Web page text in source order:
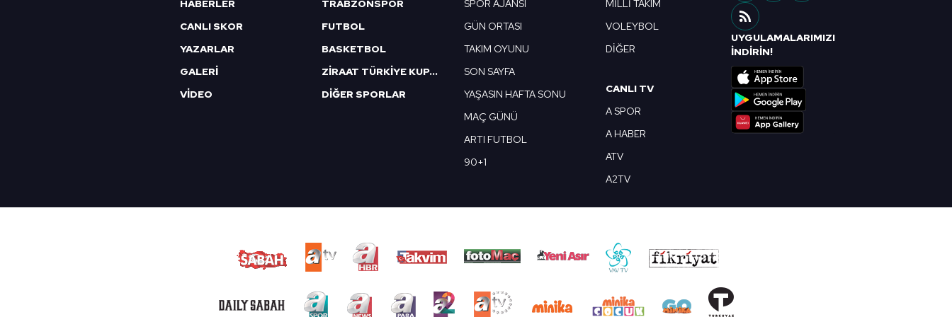
HABERLER
CANLI SKOR
YAZARLAR
GALERİ
VİDEO
TRABZONSPOR
FUTBOL
BASKETBOL
ZİRAAT TÜRKİYE KUPASI
DİĞER SPORLAR
SPOR AJANSI
GÜN ORTASI
TAKIM OYUNU
SON SAYFA
YAŞASIN HAFTA SONU
MAÇ GÜNÜ
ARTI FUTBOL
90+1
MİLLİ TAKIM
VOLEYBOL
DİĞER
CANLI TV
A SPOR
A HABER
ATV
A2TV
UYGULAMALARIMIZI
İNDİRİN!